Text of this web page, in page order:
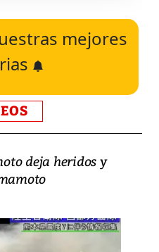
mejores
deja heridos y